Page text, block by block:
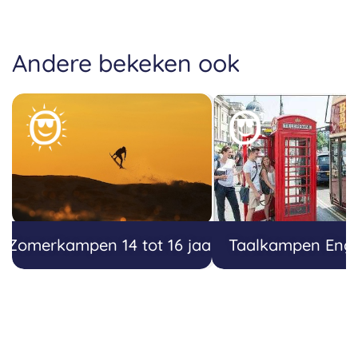
Andere bekeken ook
Zomerkampen 14 tot 16 jaar Taalkampen